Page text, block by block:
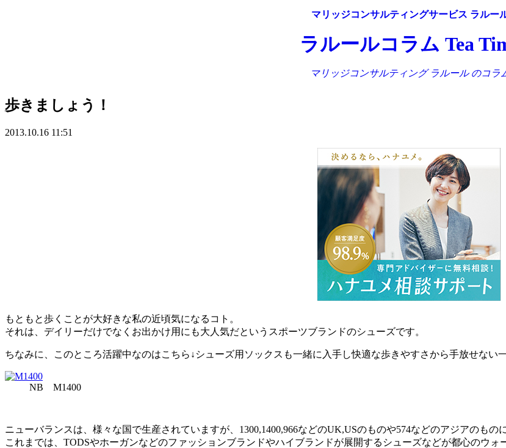
マリッジコンサルティングサービス ラルー
ラルールコラム Tea
マリッジコンサルティング ラルール のコラ
歩きましょう！
2013.10.16 11:51
もともと歩くことが大好きな私の近頃気になるコト。
それは、デイリーだけでなくお出かけ用にも大人気だというスポーツブランドのシューズです。
ちなみに、このところ活躍中なのはこちら↓シューズ用ソックスも一緒に入手し快適な歩きやすさから手放せない一
NB M1400
ニューバランスは、様々な国で生産されていますが、1300,1400,966などのUK,USのものや574などのアジアのもの
これまでは、TODSやホーガンなどのファッションブランドやハイブランドが展開するシューズなどが都心のウォ